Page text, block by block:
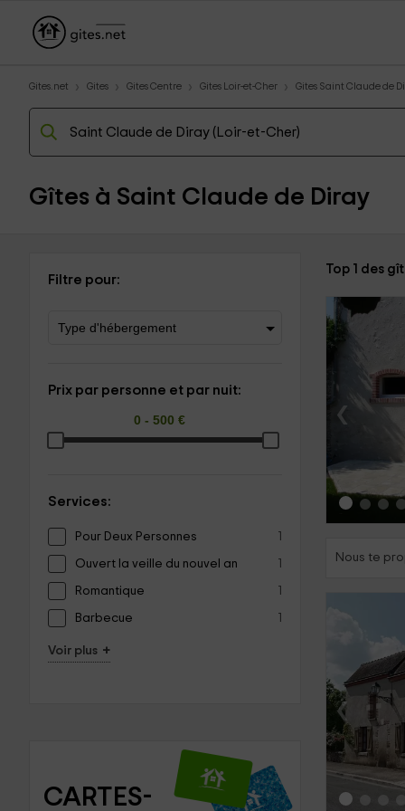
Gites.net Gites Gites Centre Gites Loir-et-Cher Gites Saint Claude de
Gîtes à Saint Claude de Diray
Filtre pour:
Prix par personne et par nuit:
Services:
Pour Deux Personnes 1
Ouvert la veille du nouvel an 1
Romantique 1
Barbecue 1
Voir plus +
CARTES-
Top 1 des
‹
Nous te
‹